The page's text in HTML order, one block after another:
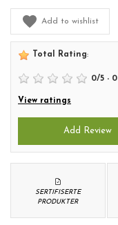
Add to wishlist
Total Rating:
0/5 - 0
View ratings
Add Review
SERTIFISERTE
PRODUKTER